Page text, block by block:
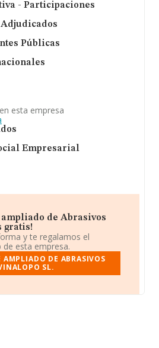
- Participaciones
Públicas
esta empresa
Empresarial
de Abrasivos
gratis!
y te regalamos el
esta empresa.
AMPLIADO DE ABRASIVOS
SL.